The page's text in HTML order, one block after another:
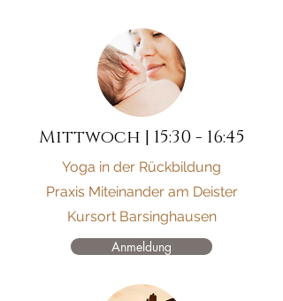
Mittwoch | 15:30 - 16:45
Yoga in der Rückbildung
Praxis Miteinander am Deister
Kursort Barsinghausen
Anmeldung